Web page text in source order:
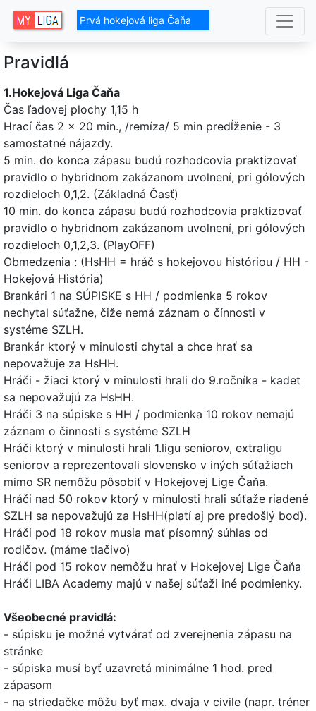
Prvá hokejová liga Čaňa
Pravidlá
1.Hokejová Liga Čaňa
Čas ľadovej plochy 1,15 h
Hrací čas 2 x 20 min., /remíza/ 5 min predĺženie - 3
samostatné nájazdy.
5 min. do konca zápasu budú rozhodcovia praktizovať
pravidlo o hybridnom zakázanom uvolnení, pri gólových
rozdieloch 0,1,2. (Základná Časť)
10 min. do konca zápasu budú rozhodcovia praktizovať
pravidlo o hybridnom zakázanom uvolnení, pri gólových
rozdieloch 0,1,2,3. (PlayOFF)
Obmedzenia : (HsHH = hráč s hokejovou históriou / HH -
Hokejová História)
Brankári 1 na SÚPISKE s HH / podmienka 5 rokov
nechytal súťažne, čiže nemá záznam o čínnosti v
systéme SZLH.
Brankár ktorý v minulosti chytal a chce hrať sa
nepovažuje za HsHH.
Hráči - žiaci ktorý v minulosti hrali do 9.ročníka - kadet
sa nepovažujú za HsHH.
Hráči 3 na súpiske s HH / podmienka 10 rokov nemajú
záznam o činnosti s systéme SZLH
Hráči ktorý v minulosti hrali 1.ligu seniorov, extraligu
seniorov a reprezentovali slovensko v iných súťažiach
mimo SR nemôžu pôsobiť v Hokejovej Lige Čaňa.
Hráči nad 50 rokov ktorý v minulosti hrali súťaže riadené
SZLH sa nepovažujú za HsHH(platí aj pre predošlý bod).
Hráči pod 18 rokov musia mať písomný súhlas od
rodičov. (máme tlačivo)
Hráči pod 15 rokov nemôžu hrať v Hokejovej Lige Čaňa
Hráči LIBA Academy majú v našej súťaži iné podmienky.
Všeobecné pravidlá:
- súpisku je možné vytvárať od zverejnenia zápasu na
stránke
- súpiska musí byť uzavretá minimálne 1 hod. pred
zápasom
- na striedačke môžu byť max. dvaja v civile (napr. tréner